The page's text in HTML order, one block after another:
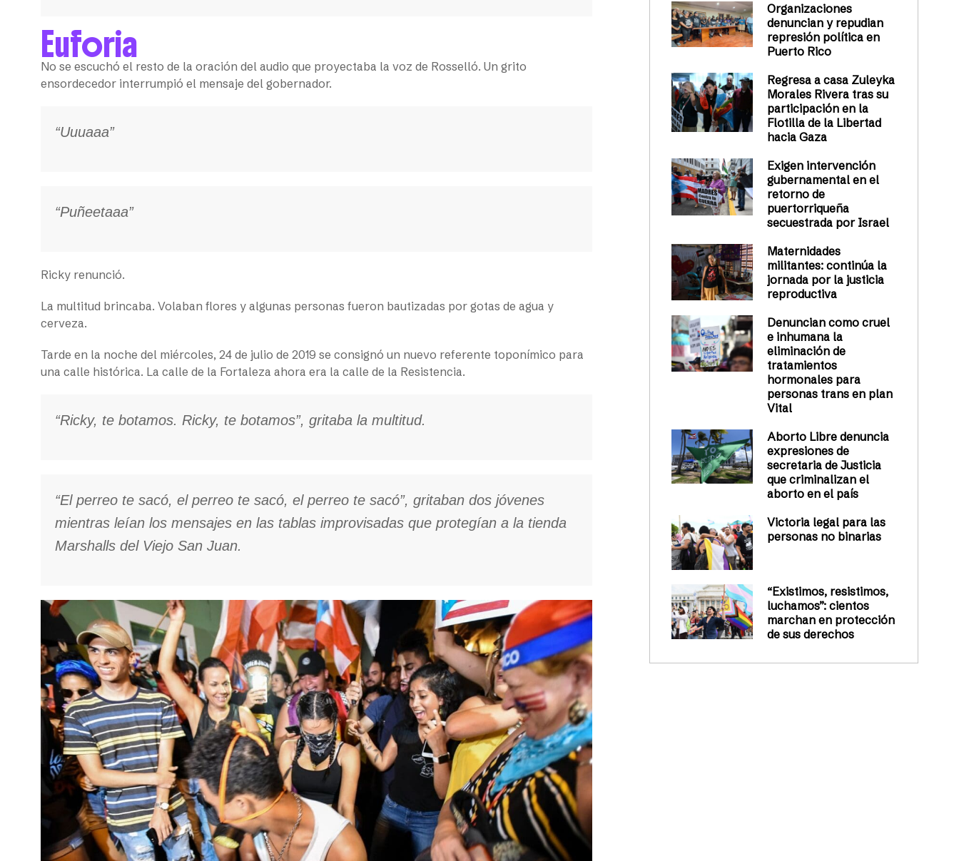
Euforia
No se escuchó el resto de la oración del audio que proyectaba la voz de Rosselló. Un grito
ensordecedor interrumpió el mensaje del gobernador.
“Uuuaaa”
“Puñeetaaa”
Ricky renunció.
La multitud brincaba. Volaban flores y algunas personas fueron bautizadas por gotas de agua y
cerveza.
Tarde en la noche del miércoles, 24 de julio de 2019 se consignó un nuevo referente toponímico para
una calle histórica. La calle de la Fortaleza ahora era la calle de la Resistencia.
“Ricky, te botamos. Ricky, te botamos”, gritaba la multitud.
“El perreo te sacó, el perreo te sacó, el perreo te sacó”, gritaban dos jóvenes
mientras leían los mensajes en las tablas improvisadas que protegían a la tienda
Marshalls del Viejo San Juan.
Organizaciones
denuncian y repudian
represión política en
Puerto Rico
Regresa a casa Zuleyka
Morales Rivera tras su
participación en la
Flotilla de la Libertad
hacia Gaza
Exigen intervención
gubernamental en el
retorno de
puertorriqueña
secuestrada por Israel
Maternidades
militantes: continúa la
jornada por la justicia
reproductiva
Denuncian como cruel
e inhumana la
eliminación de
tratamientos
hormonales para
personas trans en plan
Vital
Aborto Libre denuncia
expresiones de
secretaria de Justicia
que criminalizan el
aborto en el país
Victoria legal para las
personas no binarias
“Existimos, resistimos,
luchamos”: cientos
marchan en protección
de sus derechos